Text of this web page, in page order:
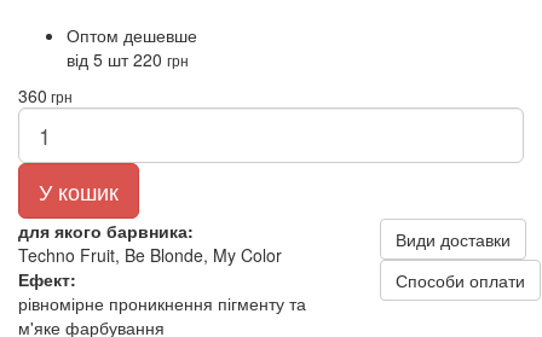
Оптом дешевше
від 5 шт220 грн
360 грн
У кошик
для якого барвника:
Techno Fruit, Be Blonde, My Color
Ефект:
рівномірне проникнення пігменту та
м'яке фарбування
Види доставки
Способи оплати